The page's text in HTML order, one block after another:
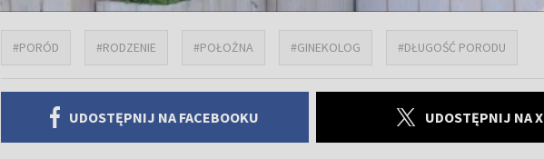
#PORÓD #RODZENIE #POŁOŻNA #GINEKOLOG #DŁUGOŚĆ PORODU
UDOSTĘPNIJ NA FACEBOOKU UDOSTĘPNIJ NA X